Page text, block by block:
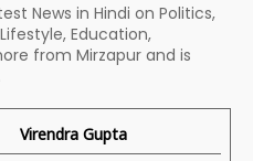
News in Hindi on Politics,
Education,
from Mirzapur and is
Virendra Gupta